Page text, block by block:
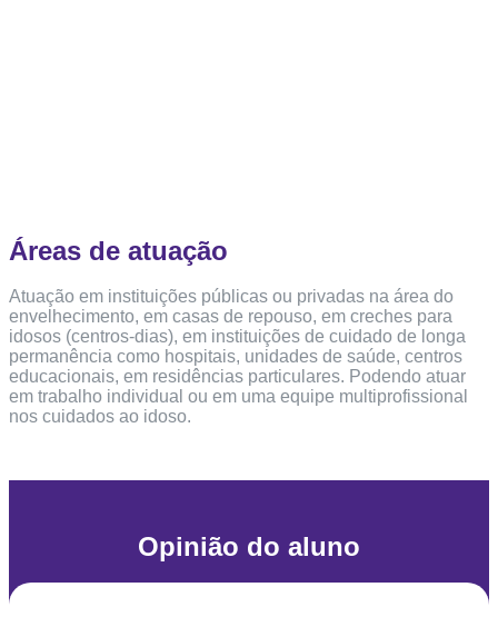
Áreas de atuação
Atuação em instituições públicas ou privadas na área do
envelhecimento, em casas de repouso, em creches para
idosos (centros-dias), em instituições de cuidado de longa
permanência como hospitais, unidades de saúde, centros
educacionais, em residências particulares. Podendo atuar
em trabalho individual ou em uma equipe multiprofissional
nos cuidados ao idoso.
Opinião do aluno